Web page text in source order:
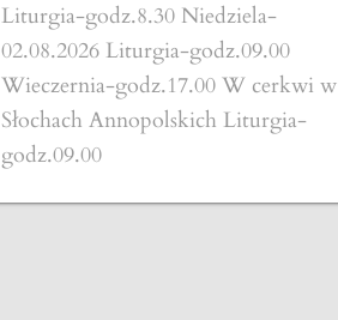
Liturgia-godz.8.30 Niedziela-
02.08.2026 Liturgia-godz.09.00
Wieczernia-godz.17.00 W cerkwi w
Słochach Annopolskich Liturgia-
godz.09.00